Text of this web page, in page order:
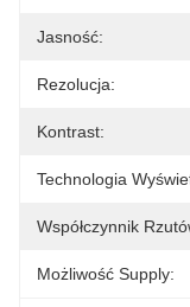
Jasność:
Rezolucja:
Kontrast:
Technologia
Współczynnik
Możliwość Supply: